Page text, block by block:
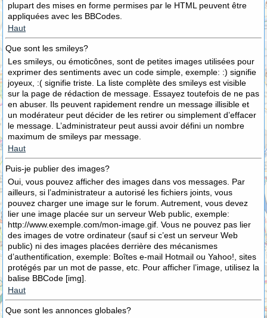
plupart des mises en forme permises par le HTML peuvent être
appliquées avec les BBCodes.
Haut
Que sont les smileys?
Les smileys, ou émoticônes, sont de petites images utilisées pour
exprimer des sentiments avec un code simple, exemple: :) signifie
joyeux, :( signifie triste. La liste complète des smileys est visible
sur la page de rédaction de message. Essayez toutefois de ne pas
en abuser. Ils peuvent rapidement rendre un message illisible et
un modérateur peut décider de les retirer ou simplement d’effacer
le message. L’administrateur peut aussi avoir défini un nombre
maximum de smileys par message.
Haut
Puis-je publier des images?
Oui, vous pouvez afficher des images dans vos messages. Par
ailleurs, si l’administrateur a autorisé les fichiers joints, vous
pouvez charger une image sur le forum. Autrement, vous devez
lier une image placée sur un serveur Web public, exemple:
http://www.exemple.com/mon-image.gif. Vous ne pouvez pas lier
des images de votre ordinateur (sauf si c’est un serveur Web
public) ni des images placées derrière des mécanismes
d’authentification, exemple: Boîtes e-mail Hotmail ou Yahoo!, sites
protégés par un mot de passe, etc. Pour afficher l’image, utilisez la
balise BBCode [img].
Haut
Que sont les annonces globales?